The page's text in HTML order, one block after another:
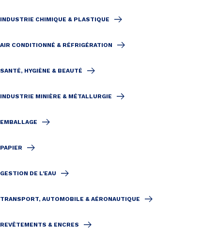
INDUSTRIE CHIMIQUE & PLASTIQUE
AIR CONDITIONNÉ & RÉFRIGÉRATION
SANTÉ, HYGIÈNE & BEAUTÉ
INDUSTRIE MINIÈRE & MÉTALLURGIE
EMBALLAGE
PAPIER
GESTION DE L'EAU
TRANSPORT, AUTOMOBILE & AÉRONAUTIQUE
REVÊTEMENTS & ENCRES